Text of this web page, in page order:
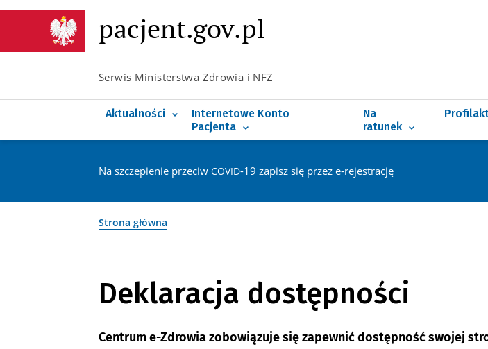
pacjent.gov.pl
Serwis Ministerstwa Zdrowia i NFZ
Aktualności
Co nowego na IKP
Koronawirus
Rejestr chorób rzadkich
Internetowe Konto
Pacjenta
Poznaj e-receptę
Poznaj e-skierowanie
Poznaj e-zwolnienie
Na
ratunek
Szpitalny Oddział
Na szczepienie przeciw COVID-19 zapisz się przez e-rejestrację
Strona główna
Deklaracja dostępności
Centrum e-Zdrowiazobowiązuje się zapewnić dostępność swojej